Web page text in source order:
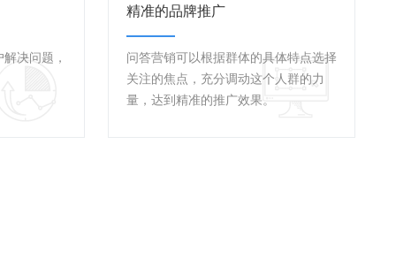
决问题，
精准的品牌推广
问答营销可以根据群体的具体特点选择
关注的焦点，充分调动这个人群的力
量，达到精准的推广效果。